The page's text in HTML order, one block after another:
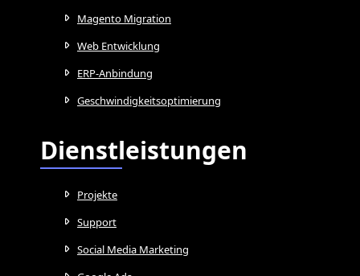
Magento Migration
Web Entwicklung
ERP-Anbindung
Geschwindigkeitsoptimierung
Dienstleistungen
Projekte
Support
Social Media Marketing